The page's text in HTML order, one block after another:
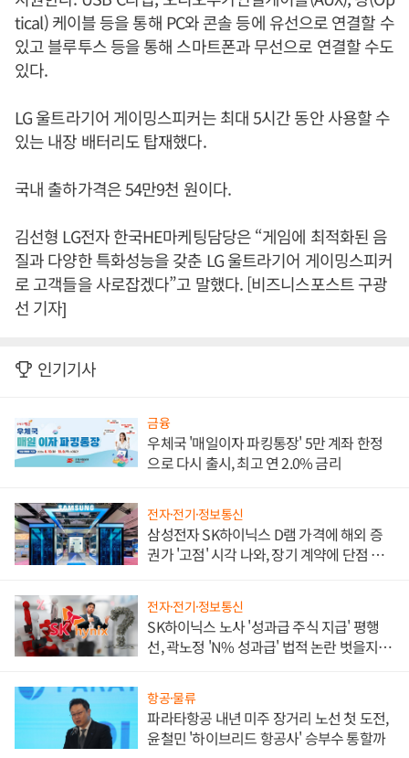
tical) 케이블 등을 통해 PC와 콘솔 등에 유선으로 연결할 수
있고 블루투스 등을 통해 스마트폰과 무선으로 연결할 수도
있다.
LG 울트라기어 게이밍스피커는 최대 5시간 동안 사용할 수
있는 내장 배터리도 탑재했다.
국내 출하가격은 54만9천 원이다.
김선형 LG전자 한국HE마케팅담당은 “게임에 최적화된 음
질과 다양한 특화성능을 갖춘 LG 울트라기어 게이밍스피커
로 고객들을 사로잡겠다”고 말했다. [비즈니스포스트 구광
선 기자]
인기기사
금융
우체국 '매일이자 파킹통장' 5만 계좌 한정
으로 다시 출시, 최고 연 2.0% 금리
전자·전기·정보통신
삼성전자 SK하이닉스 D램 가격에 해외 증
권가 '고점' 시각 나와, 장기 계약에 단점 부
전자·전기·정보통신
SK하이닉스 노사 '성과급 주식 지급' 평행
선, 곽노정 'N% 성과급' 법적 논란 벗을지 주
항공·물류
파라타항공 내년 미주 장거리 노선 첫 도전,
윤철민 '하이브리드 항공사' 승부수 통할까